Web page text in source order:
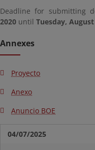
Deadline for submitting
2020 until Tuesday,
Annexes
Proyecto
Anexo
Anuncio BOE
04/07/2025